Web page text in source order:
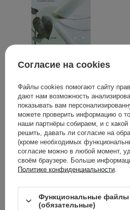
Anua - Heartleaf 70
Успокаивающая
коллагеновая маска для
лица - 38g
11
199,00 ГРН
Согласие на cookies
Файлы cookies помогают сайту
дают нам возможность
показывать вам
можете проверить информацию о
наши партнёры собираем, и с
решить, давать ли согласие на
(кроме необходимых
согласие можно в любой момент,
своём браузере. Больше
Политике конфиденциальности
Функциональные файлы
(обязательные)